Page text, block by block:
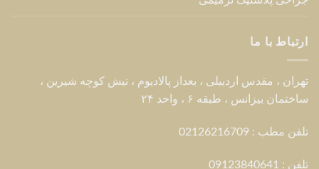
ارتباط با ما
تهران ، مقدس اردبیلی ، بعداز پالادیوم ، نبش کوچه شیرین ،
ساختمان بیزانس ، طبقه ۶ ، واحد ۲۴
تلفن مطب : 02126216709
تلفن : 09123840641